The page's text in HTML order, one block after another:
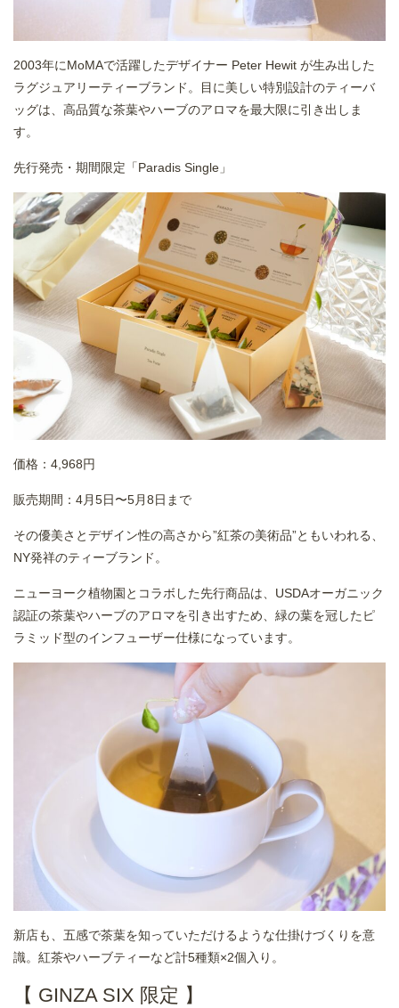
2003年にMoMAで活躍したデザイナー Peter Hewit が生み出した
ラグジュアリーティーブランド。目に美しい特別設計のティーバ
ッグは、高品質な茶葉やハーブのアロマを最大限に引き出しま
す。
先行発売・期間限定「Paradis Single」
価格：4,968円
販売期間：4月5日〜5月8日まで
その優美さとデザイン性の高さから”紅茶の美術品”ともいわれる、
NY発祥のティーブランド。
ニューヨーク植物園とコラボした先行商品は、USDAオーガニック
認証の茶葉やハーブのアロマを引き出すため、緑の葉を冠したピ
ラミッド型のインフューザー仕様になっています。
新店も、五感で茶葉を知っていただけるような仕掛けづくりを意
識。紅茶やハーブティーなど計5種類×2個入り。
【 GINZA SIX 限定 】